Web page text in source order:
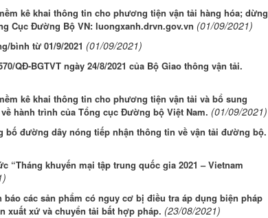
kê khai thông tin cho phương tiện vận tải hàng hóa; dừng
Cục Đường Bộ VN: luongxanh.drvn.gov.vn (01/09/2021)
bình từ 01/9/2021 (01/09/2021)
QĐ-BGTVT ngày 24/8/2021 của Bộ Giao thông vận tải.
kê khai thông tin cho phương tiện vận tải và bổ sung
hành trình của Tổng cục Đường bộ Việt Nam. (01/09/2021)
bố đường dây nóng tiếp nhận thông tin về vận tải đường bộ.
“Tháng khuyến mại tập trung quốc gia 2021 – Vietnam
báo các sản phẩm có nguy cơ bị điều tra áp dụng biện pháp
xuất xứ và chuyển tải bất hợp pháp. (23/08/2021)